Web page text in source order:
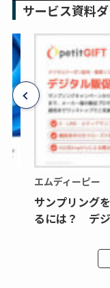
サービス資料
エムディーピー
サンプリング
るには？ デ